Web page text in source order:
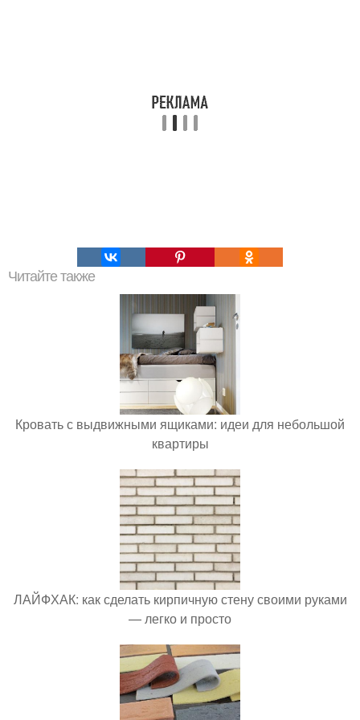
Читайте также
Кровать с выдвижными ящиками: идеи для небольшой
квартиры
ЛАЙФХАК: как сделать кирпичную стену своими руками
— легко и просто